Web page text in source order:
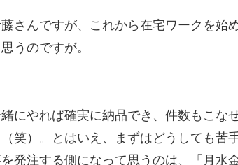
んですが、これから在宅ワークを始
うのですが。
にやれば確実に納品でき、件数もこな
笑）。とはいえ、まずはどうしても苦
発注する側になって思うのは、「月水